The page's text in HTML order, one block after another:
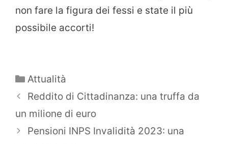
non fare la figura dei fessi e state il più
possibile accorti!
Categorie
Attualità
Reddito di Cittadinanza: una truffa da
un milione di euro
Pensioni INPS Invalidità 2023: una